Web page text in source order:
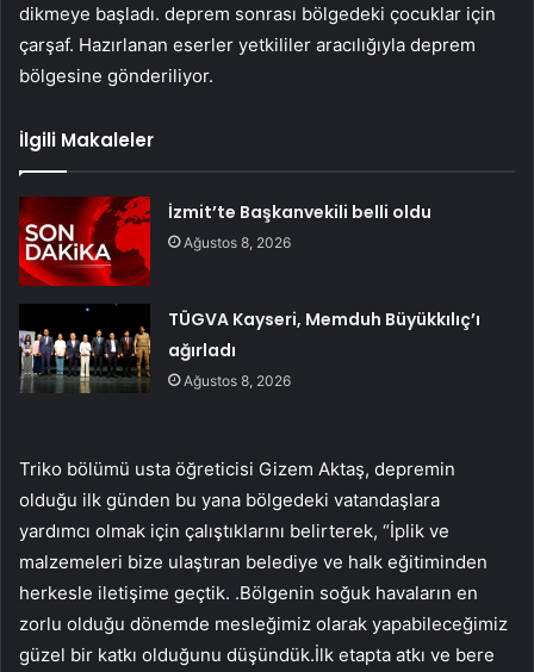
dikmeye başladı. deprem sonrası bölgedeki çocuklar için
çarşaf. Hazırlanan eserler yetkililer aracılığıyla deprem
bölgesine gönderiliyor.
İlgili Makaleler
İzmit’te Başkanvekili belli oldu
Ağustos 8, 2026
TÜGVA Kayseri, Memduh Büyükkılıç’ı
ağırladı
Ağustos 8, 2026
Triko bölümü usta öğreticisi Gizem Aktaş, depremin
olduğu ilk günden bu yana bölgedeki vatandaşlara
yardımcı olmak için çalıştıklarını belirterek, “İplik ve
malzemeleri bize ulaştıran belediye ve halk eğitiminden
herkesle iletişime geçtik. .Bölgenin soğuk havaların en
zorlu olduğu dönemde mesleğimiz olarak yapabileceğimiz
güzel bir katkı olduğunu düşündük.İlk etapta atkı ve bere